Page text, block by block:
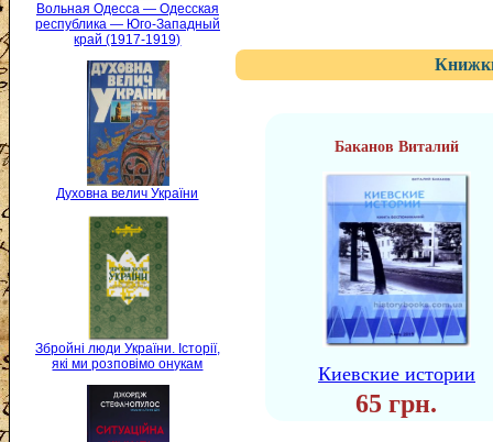
Вольная Одесса — Одесская
республика — Юго-Западный
край (1917-1919)
Духовна велич України
Збройні люди України. Історії,
які ми розповімо онукам
Баканов Виталий
Киевские истории
65 грн.